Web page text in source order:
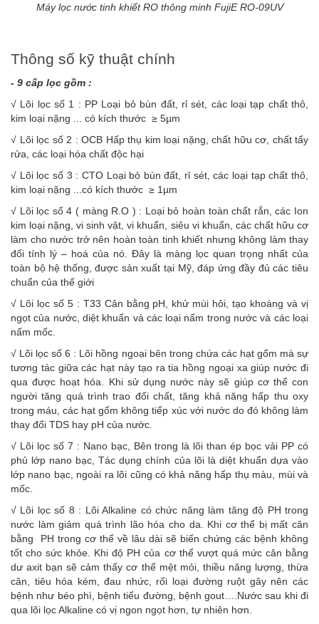
Máy lọc nước tinh khiết RO thông minh FujiE RO-09UV
Thông số kỹ thuật chính
- 9 cấp lọc gồm :
√ Lõi lọc số 1 : PP Loại bỏ bùn đất, rỉ sét, các loại tạp chất thô,
kim loại nặng ... có kích thước ≥ 5µm
√ Lõi lọc số 2 : OCB Hấp thụ kim loại nặng, chất hữu cơ, chất tẩy
rửa, các loại hóa chất độc hại
√ Lõi lọc số 3 : CTO Loại bỏ bùn đất, rỉ sét, các loại tạp chất thô,
kim loại nặng ...có kích thước ≥ 1µm
√ Lõi lọc số 4 ( màng R.O ) : Loại bỏ hoàn toàn chất rắn, các Ion
kim loại nặng, vi sinh vật, vi khuẩn, siêu vi khuẩn, các chất hữu cơ
làm cho nước trở nên hoàn toàn tinh khiết nhưng không làm thay
đổi tính lý – hoá của nó. Đây là màng lọc quan trọng nhất của
toàn bộ hệ thống, được sản xuất tại Mỹ, đáp ứng đầy đủ các tiêu
chuẩn của thế giới
√ Lõi lọc số 5 : T33 Cân bằng pH, khử mùi hôi, tạo khoáng và vị
ngọt của nước, diệt khuẩn và các loại nấm trong nước và các loại
nấm mốc.
√ Lõi lọc số 6 : Lõi hồng ngoại bên trong chứa các hạt gốm mà sự
tương tác giữa các hạt này tạo ra tia hồng ngoại xa giúp nước đi
qua được hoạt hóa. Khi sử dụng nước này sẽ giúp cơ thể con
người tăng quá trình trao đổi chất, tăng khả năng hấp thu oxy
trong máu, các hạt gốm không tiếp xúc với nước do đó không làm
thay đổi TDS hay pH của nước.
√ Lõi lọc số 7 : Nano bạc, Bên trong là lõi than ép bọc vải PP có
phủ lớp nano bạc, Tác dụng chính của lõi là diệt khuẩn dựa vào
lớp nano bạc, ngoài ra lõi cũng có khả năng hấp thụ màu, mùi và
mốc.
√ Lõi lọc số 8 : Lõi Alkaline có chức năng làm tăng độ PH trong
nước làm giảm quá trình lão hóa cho da. Khi cơ thể bị mất cân
bằng PH trong cơ thể về lâu dài sẽ biến chứng các bệnh không
tốt cho sức khỏe. Khi độ PH của cơ thể vượt quá mức cân bằng
dư axit bạn sẽ cảm thấy cơ thể mệt mỏi, thiều năng lượng, thừa
cân, tiêu hóa kém, đau nhức, rối loại đường ruột gây nên các
bệnh như béo phì, bệnh tiểu đường, bệnh gout….Nước sau khi đi
qua lõi lọc Alkaline có vị ngon ngọt hơn, tự nhiên hơn.